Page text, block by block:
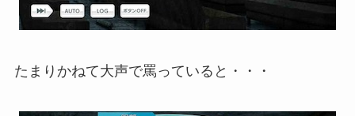
たまりかねて大声で罵っていると・・・